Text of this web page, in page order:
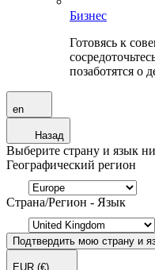
Бизнес
Готовясь к
позаботятся о
en
Назад
Выберите страну и язык
Географический регион
Страна/Регион - Язык
Подтвердить мою страну и
EUR (€)